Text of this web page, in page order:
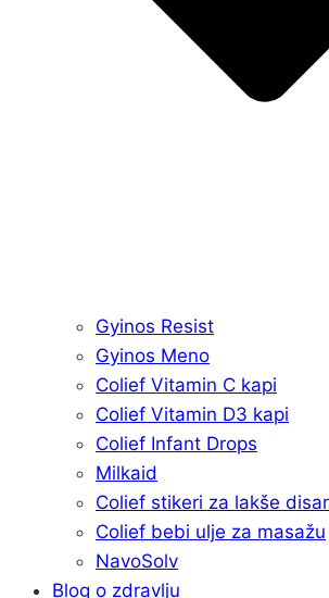
Gyinos Resist
Gyinos Meno
Colief Vitamin C kapi
Colief Vitamin D3 kapi
Colief Infant Drops
Milkaid
Colief stikeri za lakše
Colief bebi ulje za masažu
NavoSolv
Blog o zdravlju